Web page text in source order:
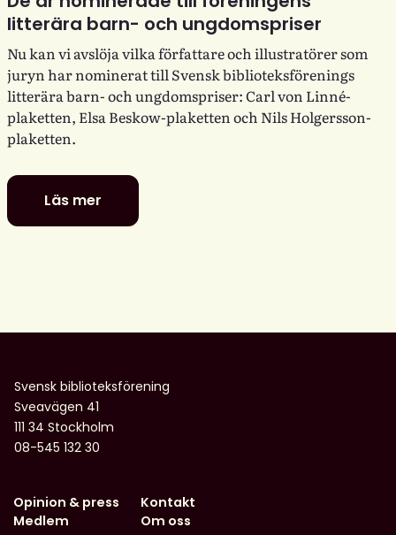
litterära barn- och ungdomspriser
Nu kan vi avslöja vilka författare och illustratörer som
juryn har nominerat till Svensk biblioteksförenings
litterära barn- och ungdomspriser: Carl von Linné-
plaketten, Elsa Beskow-plaketten och Nils Holgersson-
plaketten.
Läs mer
De
är
barn-
ungdomspriser
Svensk biblioteksförening
Sveavägen 41
111 34 Stockholm
08-545 132 30
Opinion & press
Medlem
Kontakt
Om oss